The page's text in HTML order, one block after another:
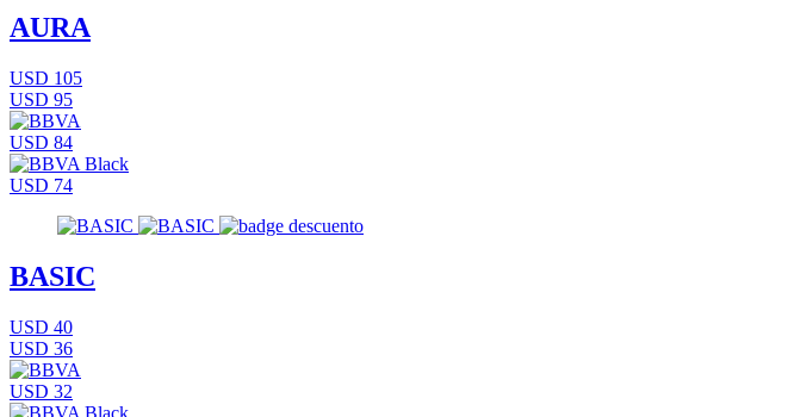
AURA
USD 105
USD 95
USD 84
USD 74
BASIC
USD 40
USD 36
USD 32